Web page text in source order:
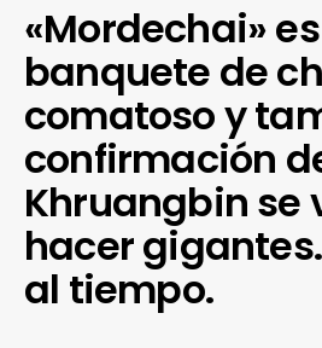
«Mordechai»
banquete de
comatoso y
confirmación
Khruangbin se
hacer
al tiempo.